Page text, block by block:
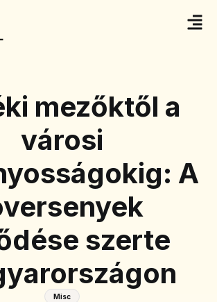
mezőktől a
városi
A
szerte
Misc